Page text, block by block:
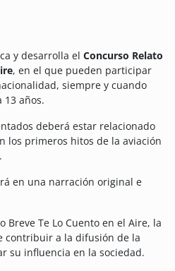
y desarrolla el Concurso Relato
, en el que pueden participar
siempre y cuando
años.
deberá estar relacionado
los primeros hitos de la aviación
en una narración original e
Breve Te Lo Cuento en el Aire, la
contribuir a la difusión de la
su influencia en la sociedad.